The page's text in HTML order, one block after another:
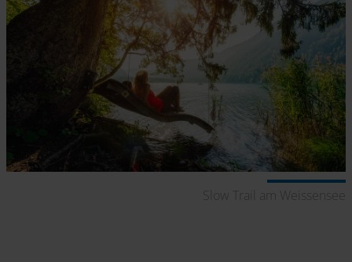
Slow Trail am Weissensee